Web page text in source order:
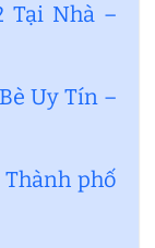
Tại Nhà –
Uy Tín –
phố